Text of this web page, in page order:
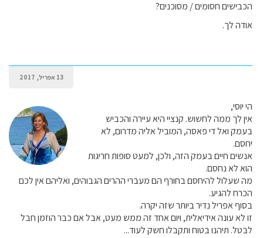
הכבישים חסומים / מסוכנים?
אודה לך.
13 אפריל, 2017
הי יוסי,
אין לך ממה לחשוש. קנציי היא עיירה והכביש
בעמק ואל די פאסה, המוביל אליה מדרום, לא
יחסם.
אנשים חיים בעמק הזה, ולכן, למעט סופות חריגות
הוא לא נחסם.
מה שעלול להיחסם בחורף הם מעברי ההרים הגבוהים, ואליהם אין לכם
הכרח להגיע.
בסוף אפריל נדיר ביותר שזה יקרה.
זו לא עונה אידיאלית, ויום אחד זה ממש מעט, אבל אם כבר הוזמן חבל
לבטל. תיהנו בטוח ותקבלו חשק לעוד...